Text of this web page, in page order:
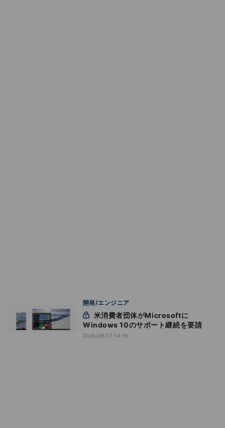
開発/エンジニア
Windows 10のサポート継続を要請
2025/09/17 14:05